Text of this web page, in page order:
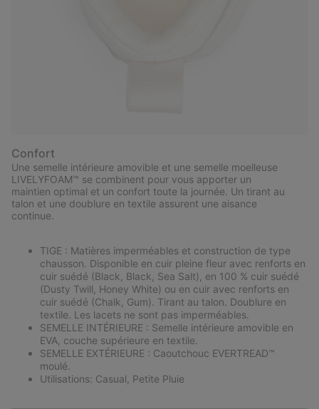
Confort
Une semelle intérieure amovible et une semelle moelleuse
LIVELYFOAM™ se combinent pour vous apporter un
maintien optimal et un confort toute la journée. Un tirant au
talon et une doublure en textile assurent une aisance
continue.
TIGE : Matières imperméables et construction de type
chausson. Disponible en cuir pleine fleur avec renforts en
cuir suédé (Black, Black, Sea Salt), en 100 % cuir suédé
(Dusty Twill, Honey White) ou en cuir avec renforts en
cuir suédé (Chalk, Gum). Tirant au talon. Doublure en
textile. Les lacets ne sont pas imperméables.
SEMELLE INTÉRIEURE : Semelle intérieure amovible en
EVA, couche supérieure en textile.
SEMELLE EXTÉRIEURE : Caoutchouc EVERTREAD™
moulé.
Utilisations: Casual, Petite Pluie